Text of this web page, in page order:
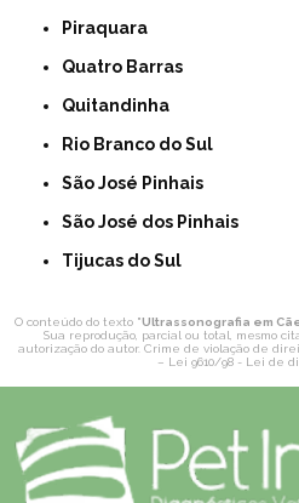
Piraquara
Quatro Barras
Quitandinha
Rio Branco do Sul
São José Pinhais
São José dos Pinhais
Tijucas do Sul
O conteúdo do texto "Ultrassonografia em
Sua reprodução, parcial ou total, mesmo
autorização do autor. Crime de violação de
– Lei 9610/98 - Lei de